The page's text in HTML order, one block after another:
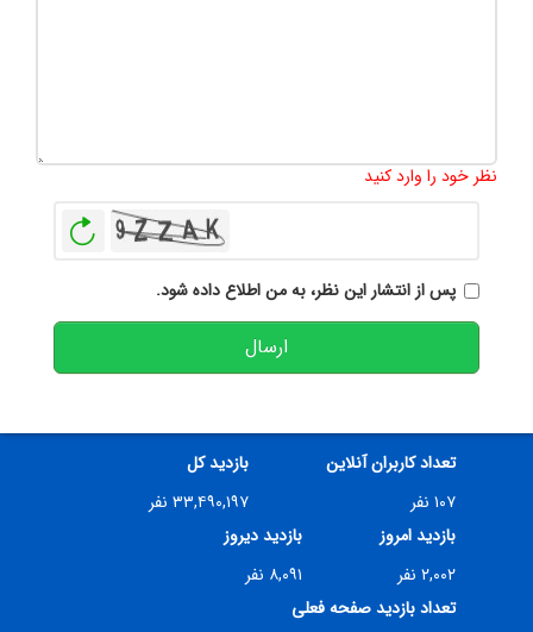
نظر خود را وارد کنید
پس از انتشار این نظر، به من اطلاع داده شود.
ارسال
تعداد کاربران آنلاین
۱۰۷ نفر
بازدید کل
۳۳,۴۹۰,۱۹۷ نفر
بازدید امروز
۲,۰۰۲ نفر
بازدید دیروز
۸,۰۹۱ نفر
تعداد بازدید صفحه فعلی